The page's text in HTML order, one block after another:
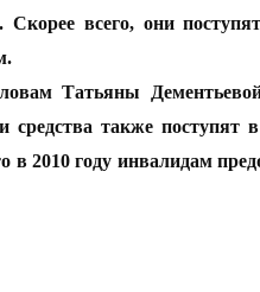
Скорее всего, они
Татьяны
средства также поступят
2010 году инвалидам